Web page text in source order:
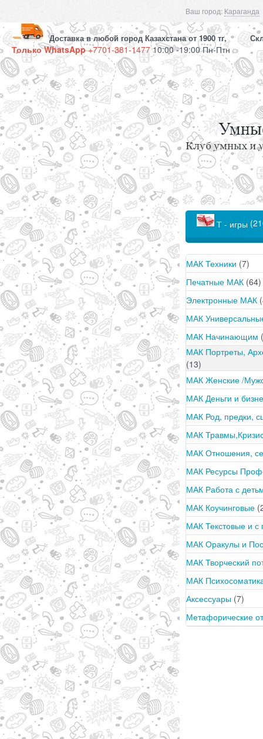
Ваш город: Караганда
Доставка в любой город Казахстана от 1900 тг,
Только WhatsApp+7701-381-147710:00 -19:00 Пн-Птн
Т - игры
МАК Техники (7)
Печатные МАК (64)
Электронные МАК
МАК
МАК Начинающим
МАК Портреты,
(13)
МАК Женские /
МАК Деньги и
МАК Род, предки,
МАК
МАК Отношения,
МАК Ресурсы
МАК Работа с
МАК Коучинговые
МАК Текстовые и с
МАК Оракулы и
МАК Творческий
МАК
Аксессуары (7)
Метафорические